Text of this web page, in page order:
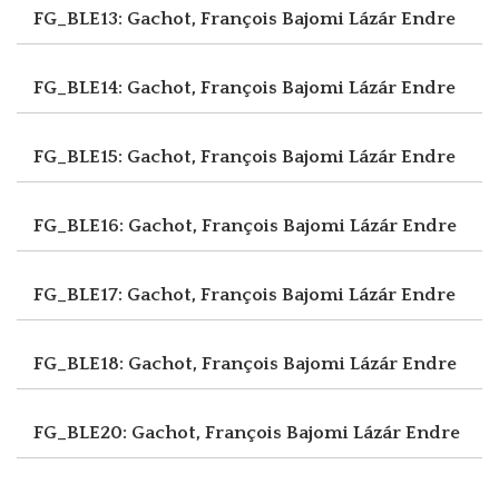
FG_BLE13: Gachot, François Bajomi Lázár Endre
FG_BLE14: Gachot, François Bajomi Lázár Endre
FG_BLE15: Gachot, François Bajomi Lázár Endre
FG_BLE16: Gachot, François Bajomi Lázár Endre
FG_BLE17: Gachot, François Bajomi Lázár Endre
FG_BLE18: Gachot, François Bajomi Lázár Endre
FG_BLE20: Gachot, François Bajomi Lázár Endre